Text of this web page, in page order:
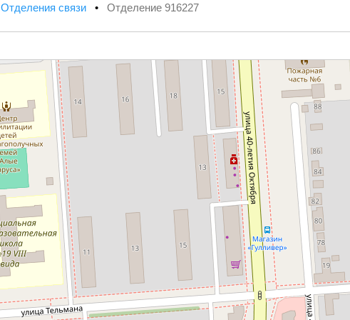
Отделения связи • Отделение 916227